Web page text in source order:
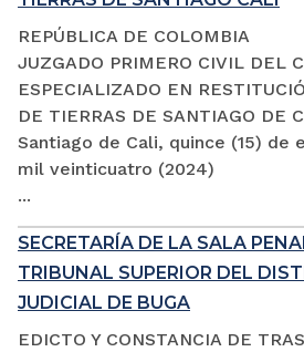
REPÚBLICA DE COLOMBIA
JUZGADO PRIMERO CIVIL DEL
ESPECIALIZADO EN
DE TIERRAS DE SANTIAGO DE
Santiago de Cali, quince (15) de
mil veinticuatro (2024)
...
SECRETARÍA DE LA SALA
TRIBUNAL SUPERIOR DEL
JUDICIAL DE BUGA
EDICTO Y CONSTANCIA DE